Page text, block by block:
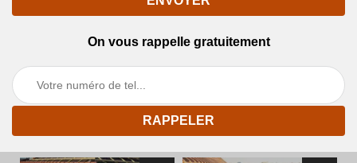
On vous rappelle gratuitement